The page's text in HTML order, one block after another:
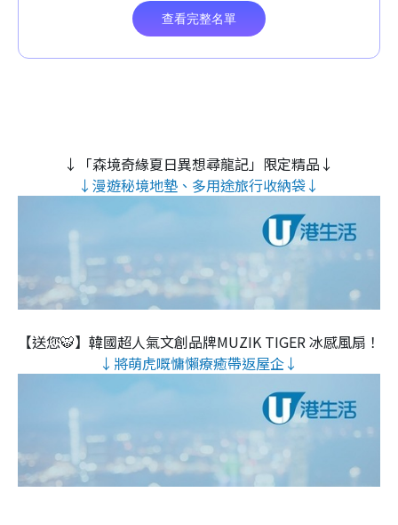
↓「森境奇緣夏日異想尋龍記」限定精品↓
↓漫遊秘境地墊、多用途旅行收納袋↓
【送您🐯】韓國超人氣文創品牌MUZIK TIGER 冰感風扇！
↓將萌虎嘅慵懶療癒帶返屋企↓